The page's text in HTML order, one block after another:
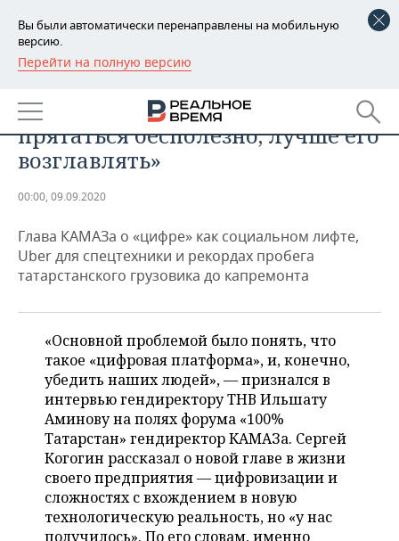
Вы были автоматически перенаправлены на мобильную
версию.
Перейти на полную версию
РЕГИОНЫ
БАШКОРТОСТАН
ТАТАРСТАН
НОВОСТИ
АНАЛИТИКА
ДЕКЛАРАЦИИ О ДОХОДАХ
КОРОЛИ ГОСЗАКАЗА ПФО
ВУЗЫ ТАТАРСТАНА
КОМУ ПРИНАДЛЕЖАТ
ТОРГОВЫЕ ЦЕНТРЫ
ТАТАРСТАНА
НОВОСТИ ЭКОНОМИКИ
ФИНАНСЫ
БАНКИ
БЮДЖЕТ
ИНВЕСТИЦИИ
ПРОМЫШЛЕННОСТЬ
НОВОСТИ
ПРОМЫШЛЕННОСТИ
МАШИНОСТРОЕНИЕ
НЕФТЕХИМИЯ
НЕФТЬ
ОПК
ЭНЕРГЕТИКА
НЕДВИЖИМОСТЬ
НОВОСТИ НЕДВИЖИМОСТИ
АВТО
НОВОСТИ АВТО
БИЗНЕС
НОВОСТИ БИЗНЕСА
РОЗНИЧНАЯ ТОРГОВЛЯ
ТРАНСПОРТ
УСЛУГИ
ТЕХНОЛОГИИ
НОВОСТИ ТЕХНОЛОГИЙ
МЕДИА
МЕРОПРИЯТИЯ
НОВОСТИ МЕРОПРИЯТИЙ
ВЫЕЗДНАЯ РЕДАКЦИЯ
СПОРТ
НОВОСТИ СПОРТА
ОБЩЕСТВО
Сергей Когогин: «От прогресса
прятаться бесполезно, лучше его
возглавлять»
00:00, 09.09.2020
Глава КАМАЗа о «цифре» как социальном лифте,
Uber для спецтехники и рекордах пробега
татарстанского грузовика до капремонта
«Основной проблемой было понять, что
такое «цифровая платформа», и, конечно,
убедить наших людей», — признался в
интервью гендиректору ТНВ Ильшату
Аминову на полях форума «100%
Татарстан» гендиректор КАМАЗа. Сергей
Когогин рассказал о новой главе в жизни
своего предприятия — цифровизации и
сложностях с вхождением в новую
технологическую реальность, но «у нас
получилось». По его словам, именно